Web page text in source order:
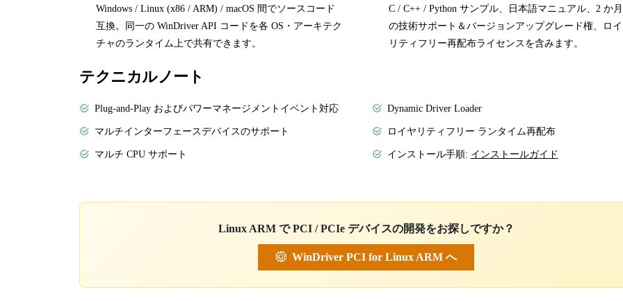
Windows / Linux (x86 / ARM) / macOS 間でソースコード
互換。同一の WinDriver API コードを各 OS・アーキテク
チャのランタイム上で共有できます。
C / C++ / Python サンプル、日本語マニュアル、2 か
の技術サポート＆バージョンアップグレード権、ロ
リティフリー再配布ライセンスを含みます。
テクニカルノート
Plug-and-Play およびパワーマネージメントイベント対応
マルチインターフェースデバイスのサポート
マルチ CPU サポート
Dynamic Driver Loader
ロイヤリティフリー ランタイム再配布
インストール手順: インストールガイド
Linux ARM で PCI / PCIe デバイスの開発をお探しですか？
WinDriver PCI for Linux ARM へ